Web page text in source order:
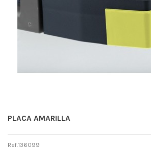
PLACA AMARILLA
Ref.136099